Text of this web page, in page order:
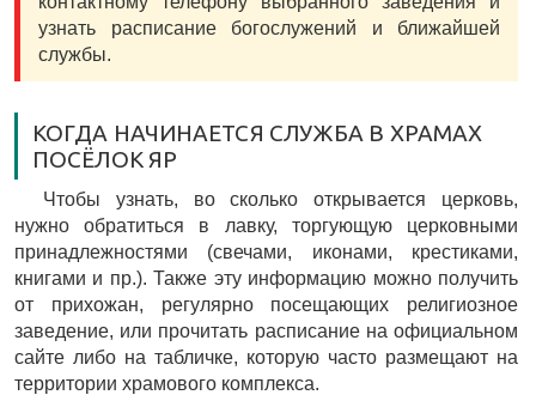
узнать расписание богослужений и ближайшей
службы.
КОГДА НАЧИНАЕТСЯ СЛУЖБА В ХРАМАХ
ПОСЁЛОК ЯР
Чтобы узнать, во сколько открывается церковь,
нужно обратиться в лавку, торгующую церковными
принадлежностями (свечами, иконами, крестиками,
книгами и пр.). Также эту информацию можно получить
от прихожан, регулярно посещающих религиозное
заведение, или прочитать расписание на официальном
сайте либо на табличке, которую часто размещают на
территории храмового комплекса.